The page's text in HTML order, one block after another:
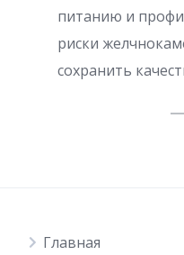
питанию и
риски
сохранить
Главная